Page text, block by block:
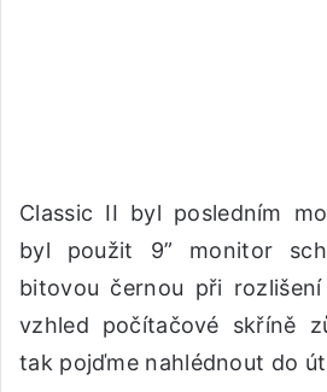
Classic II byl posledním
byl použit 9” monitor
bitovou černou při
vzhled počítačové skříně
tak pojďme nahlédnout do